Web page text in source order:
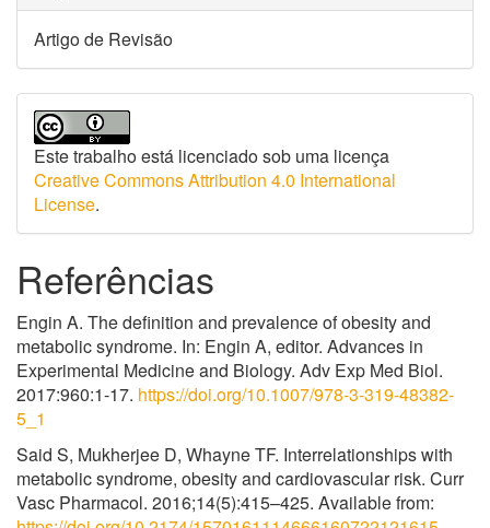
Artigo de Revisão
Este trabalho está licenciado sob uma licença
Creative Commons Attribution 4.0 International
License.
Referências
Engin A. The definition and prevalence of obesity and
metabolic syndrome. In: Engin A, editor. Advances in
Experimental Medicine and Biology. Adv Exp Med Biol.
2017:960:1-17. https://doi.org/10.1007/978-3-319-48382-
5_1
Said S, Mukherjee D, Whayne TF. Interrelationships with
metabolic syndrome, obesity and cardiovascular risk. Curr
Vasc Pharmacol. 2016;14(5):415–425. Available from: